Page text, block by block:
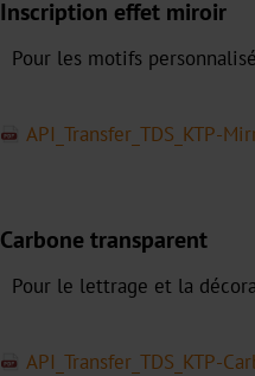
Inscription effet miroir
Pour les motifs
API_Transfer_TDS_KTP-
Carbone transparent
Pour le lettrage et la
API_Transfer_TDS_KTP-